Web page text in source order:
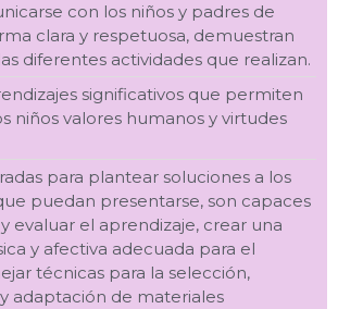
con los niños y padres de
clara y respetuosa, demuestran
diferentes actividades que realizan.
significativos que permiten
niños valores humanos y virtudes
para plantear soluciones a los
puedan presentarse, son capaces
evaluar el aprendizaje, crear una
y afectiva adecuada para el
técnicas para la selección,
adaptación de materiales